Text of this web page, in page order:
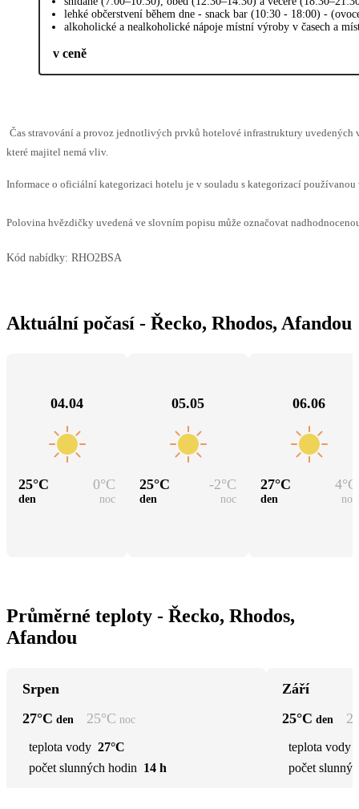
lehké občerstvení během dne - snack bar (10:30 - 18:00) -
alkoholické a nealkoholické nápoje místní výroby v časech a
v ceně
Čas stravování a provoz jednotlivých prvků hotelové infrastruktury uvedených
které majitel nemá vliv.
Informace o oficiální kategorizaci hotelu je v souladu s kategorizací
Polovina hvězdičky uvedená ve slovním popisu může označovat
Kód nabídky: RHO2BSA
Aktuální počasí - Řecko, Rhodos, Afandou
04.04
25°C 0°C
den noc
05.05
25°C -2°C
den noc
06.06
27°C 4°C
den noc
Průměrné teploty - Řecko, Rhodos,
Afandou
Srpen
27°C den 25°C noc
teplota vody 27°C
počet slunných hodin 14 h
Září
25°C den
teplota vody
počet